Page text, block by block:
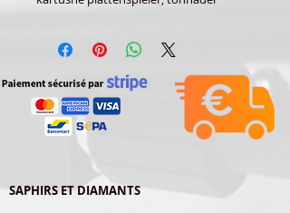
SAPHIRS ET DIAMANTS